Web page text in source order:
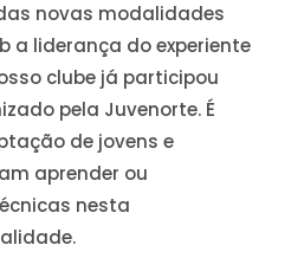
novas modalidades
a liderança do experiente
clube já participou
pela Juvenorte. É
de jovens e
aprender ou
nesta